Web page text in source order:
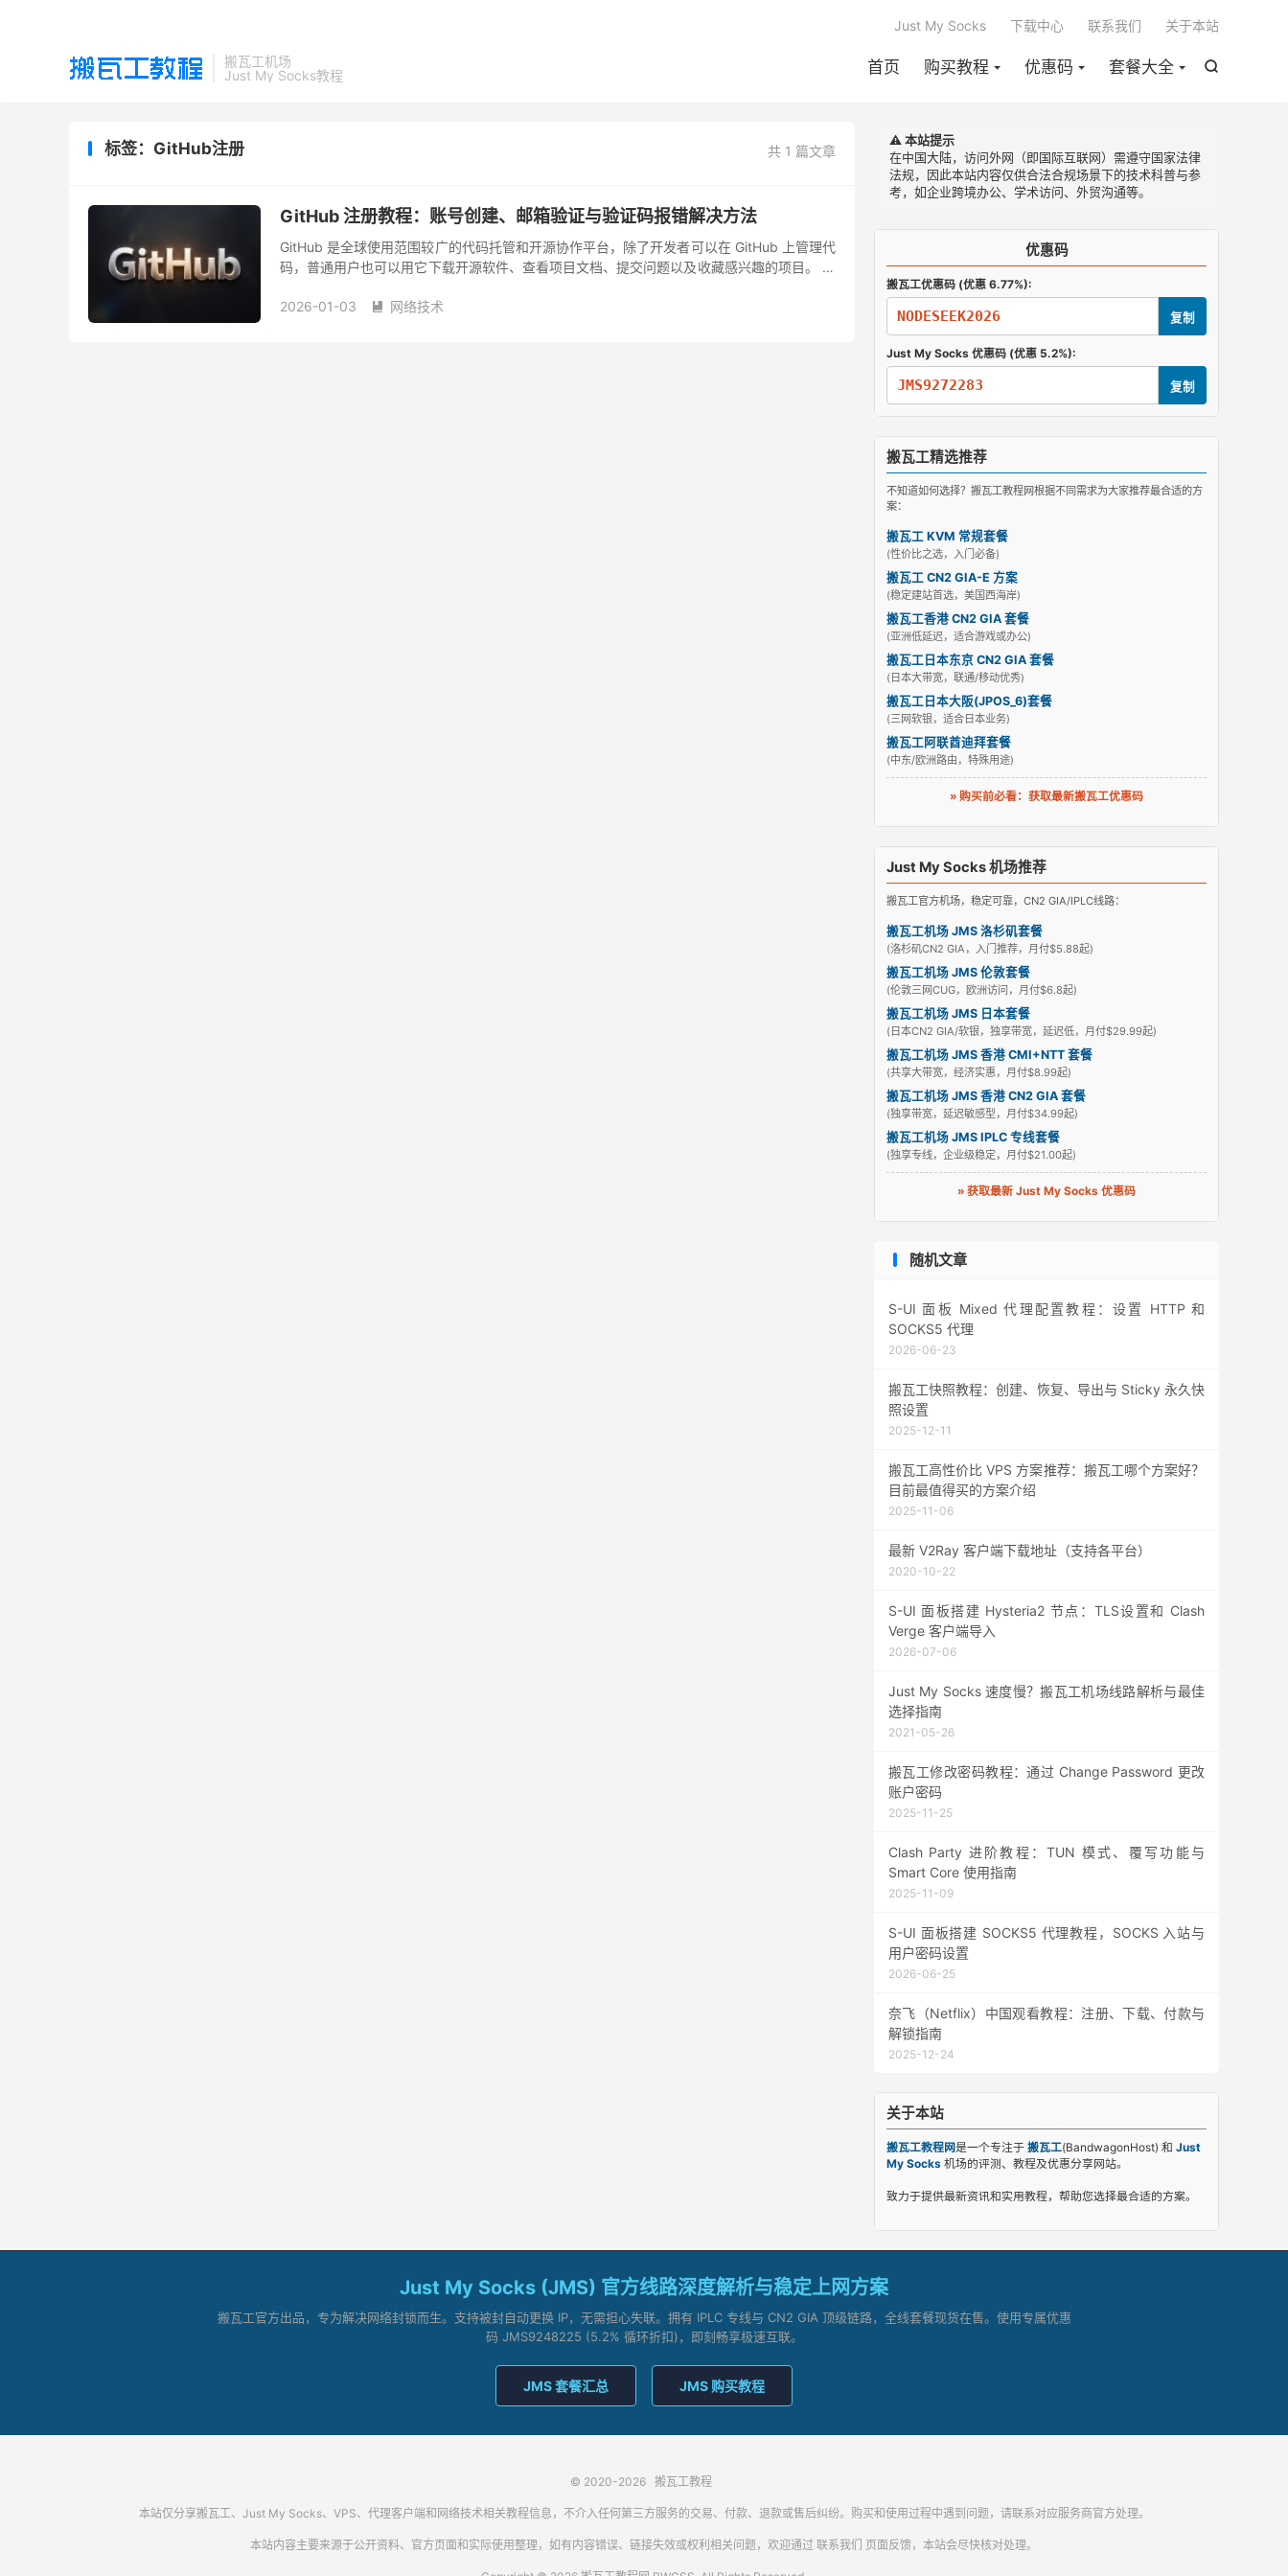
搬瓦工机场
Just My Socks教程

首页 购买教程 优惠码 套餐大全
Just My Socks 下载中心 联系我们 关于本站
共 1 篇文章
标签：GitHub注册
GitHub 注册教程：账号创建、邮箱验证与验证码报错解决方法
GitHub 是全球使用范围较广的代码托管和开源协作平台，除了开发者可以在 GitHub 上管理代
码，普通用户也可以用它下载开源软件、查看项目文档、提交问题以及收藏感兴趣的项目。 不
2026-01-03
 网络技术
⚠️ 本站提示
在中国大陆，访问外网（即国际互联网）需遵守国家法律
法规，因此本站内容仅供合法合规场景下的技术科普与参
考，如企业跨境办公、学术访问、外贸沟通等。
优惠码
搬瓦工优惠码 (优惠 6.77%):
NODESEEK2026 复制
Just My Socks 优惠码 (优惠 5.2%):
JMS9272283 复制
搬瓦工精选推荐
不知道如何选择？搬瓦工教程网根据不同需求为大家推荐最合适的方
案：
搬瓦工 KVM 常规套餐
(性价比之选，入门必备)
搬瓦工 CN2 GIA-E 方案
(稳定建站首选，美国西海岸)
搬瓦工香港 CN2 GIA 套餐
(亚洲低延迟，适合游戏或办公)
搬瓦工日本东京 CN2 GIA 套餐
(日本大带宽，联通/移动优秀)
搬瓦工日本大阪(JPOS_6)套餐
(三网软银，适合日本业务)
搬瓦工阿联酋迪拜套餐
(中东/欧洲路由，特殊用途)
» 购买前必看：获取最新搬瓦工优惠码
Just My Socks 机场推荐
搬瓦工官方机场，稳定可靠，CN2 GIA/IPLC线路：
搬瓦工机场 JMS 洛杉矶套餐
(洛杉矶CN2 GIA，入门推荐，月付$5.88起)
搬瓦工机场 JMS 伦敦套餐
(伦敦三网CUG，欧洲访问，月付$6.8起)
搬瓦工机场 JMS 日本套餐
(日本CN2 GIA/软银，独享带宽，延迟低，月付$29.99起)
搬瓦工机场 JMS 香港 CMI+NTT 套餐
(共享大带宽，经济实惠，月付$8.99起)
搬瓦工机场 JMS 香港 CN2 GIA 套餐
(独享带宽，延迟敏感型，月付$34.99起)
搬瓦工机场 JMS IPLC 专线套餐
(独享专线，企业级稳定，月付$21.00起)
» 获取最新 Just My Socks 优惠码
随机文章
S-UI 面板 Mixed 代理配置教程：设置 HTTP 和
SOCKS5 代理
2026-06-23
搬瓦工快照教程：创建、恢复、导出与 Sticky 永久快
照设置
2025-12-11
搬瓦工高性价比 VPS 方案推荐：搬瓦工哪个方案好？
目前最值得买的方案介绍
2025-11-06
最新 V2Ray 客户端下载地址（支持各平台）
2020-10-22
S-UI 面板搭建 Hysteria2 节点：TLS设置和 Clash
Verge 客户端导入
2026-07-06
Just My Socks 速度慢？搬瓦工机场线路解析与最佳
选择指南
2021-05-26
搬瓦工修改密码教程：通过 Change Password 更改
账户密码
2025-11-25
Clash Party 进阶教程：TUN 模式、覆写功能与
Smart Core 使用指南
2025-11-09
S-UI 面板搭建 SOCKS5 代理教程，SOCKS 入站与
用户密码设置
2026-06-25
奈飞（Netflix）中国观看教程：注册、下载、付款与
解锁指南
2025-12-24
关于本站
搬瓦工教程网是一个专注于 搬瓦工(BandwagonHost) 和 Just
My Socks 机场的评测、教程及优惠分享网站。
致力于提供最新资讯和实用教程，帮助您选择最合适的方案。
Just My Socks (JMS) 官方线路深度解析与稳定上网方案
搬瓦工官方出品，专为解决网络封锁而生。支持被封自动更换 IP，无需担心失联。拥有 IPLC 专线与 CN2 GIA 顶级链路，全线套餐现货在售。使用专属优惠
码 JMS9248225 (5.2% 循环折扣)，即刻畅享极速互联。
JMS 套餐汇总 JMS 购买教程
© 2020-2026 搬瓦工教程
本站仅分享搬瓦工、Just My Socks、VPS、代理客户端和网络技术相关教程信息，不介入任何第三方服务的交易、付款、退款或售后纠纷。购买和使用过程中遇到问题，请联系对应服务商官方处理。
本站内容主要来源于公开资料、官方页面和实际使用整理，如有内容错误、链接失效或权利相关问题，欢迎通过 联系我们 页面反馈，本站会尽快核对处理。